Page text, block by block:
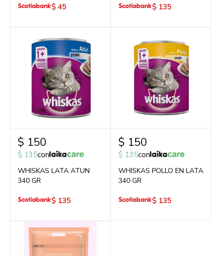
$ 45 $ 135
$ 150
$ 135con
WHISKAS LATA ATUN
340 GR
$ 135
$ 150
$ 135con
WHISKAS POLLO EN LATA
340 GR
$ 135